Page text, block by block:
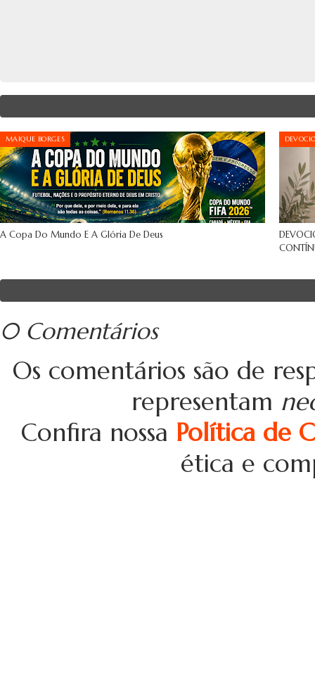
MAIQUE BORGES
A Copa Do Mundo E A Glória De Deus
0 Comentários
Os comentários são de
representam
Confira nossa Política de
ética e